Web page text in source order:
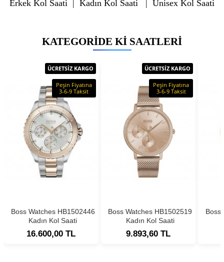
Erkek Kol Saati Kadın Kol Saati Unisex Kol Saati
KATEGORIDE KI SAATLERI
ÜCRETSİZ KARGO
Peşin Fiyatına
3-6-9 Taksit
Boss Watches HB1502446
Kadın Kol Saati
16.600,00 TL
ÜCRETSİZ KARGO
Peşin Fiyatına
3-6-9 Taksit
Boss Watches HB1502519
Kadın Kol Saati
9.893,60 TL
Boss